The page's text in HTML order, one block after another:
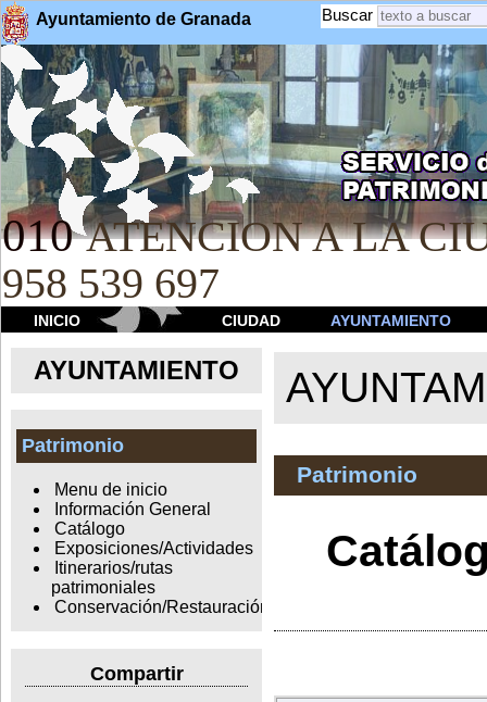
Ayuntamiento de Granada Buscar
010 ATENCION A LA
958 539 697
INICIO CIUDAD AYUNTAMIENTO
AYUNTAMIENTO
Patrimonio
Menu de inicio
Información General
Catálogo
Exposiciones/Actividades
Itinerarios/rutas
patrimoniales
Conservación/Restauración
Compartir
Patrimonio